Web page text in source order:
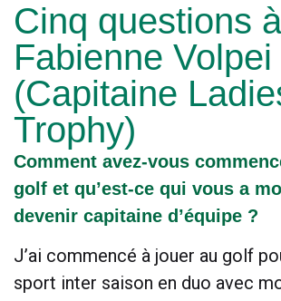
Cinq questions
Fabienne Volpei
(Capitaine
Trophy)
Comment avez-vous
golf et qu’est-ce qui vous a
devenir capitaine d’équipe ?
J’ai commencé à jouer au golf
sport inter saison en duo avec